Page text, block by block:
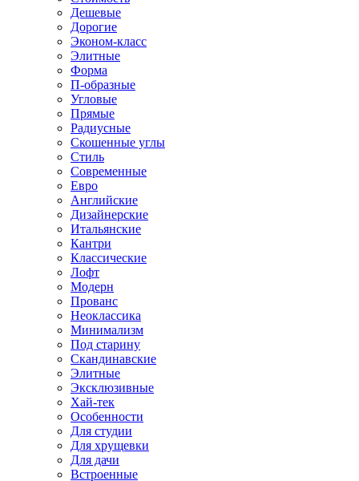
Дешевые
Дорогие
Эконом-класс
Элитные
Форма
П-образные
Угловые
Прямые
Радиусные
Скошенные углы
Стиль
Современные
Евро
Английские
Дизайнерские
Итальянские
Кантри
Классические
Лофт
Модерн
Прованс
Неоклассика
Минимализм
Под старину
Скандинавские
Элитные
Эксклюзивные
Хай-тек
Особенности
Для студии
Для хрущевки
Для дачи
Встроенные